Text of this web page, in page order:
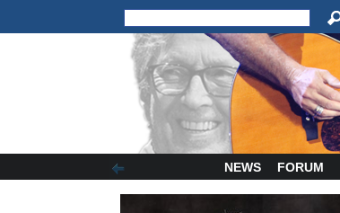
NEWS FORUM